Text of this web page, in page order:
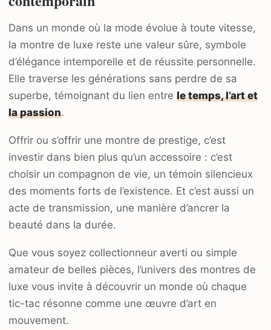
Dans un monde où la mode évolue à toute vitesse,
la montre de luxe reste une valeur sûre, symbole
d’élégance intemporelle et de réussite personnelle.
Elle traverse les générations sans perdre de sa
superbe, témoignant du lien entre le temps, l’art et
la passion.
Offrir ou s’offrir une montre de prestige, c’est
investir dans bien plus qu’un accessoire : c’est
choisir un compagnon de vie, un témoin silencieux
des moments forts de l’existence. Et c’est aussi un
acte de transmission, une manière d’ancrer la
beauté dans la durée.
Que vous soyez collectionneur averti ou simple
amateur de belles pièces, l’univers des montres de
luxe vous invite à découvrir un monde où chaque
tic-tac résonne comme une œuvre d’art en
mouvement.